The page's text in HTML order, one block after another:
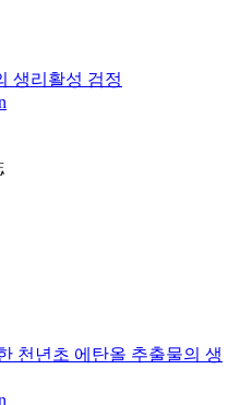
생리활성 검정
천년초 에탄올 추출물의 생